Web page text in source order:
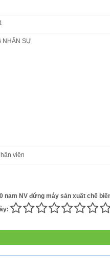
NHÂN SỰ
viên
nam NV đứng máy sản xuất chế